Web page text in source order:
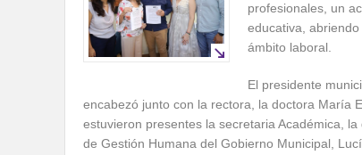
profesionales, un
educativa,
ámbito laboral.
El presidente
encabezó junto con la rectora, la doctora María
estuvieron presentes la secretaria Académica,
de Gestión Humana del Gobierno Municipal,